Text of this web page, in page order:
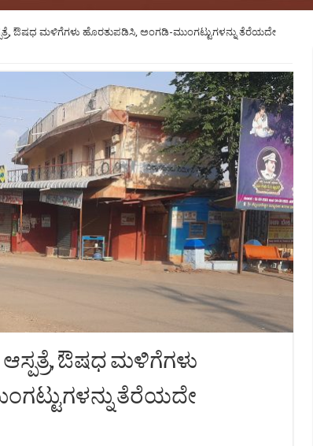
ಔಷಧ ಮಳಿಗೆಗಳು ಹೊರತುಪಡಿಸಿ, ಅಂಗಡಿ-ಮುಂಗಟ್ಟುಗಳನ್ನು ತೆರೆಯದೇ
ಔಷಧ ಮಳಿಗೆಗಳು
ತೆರೆಯದೇ